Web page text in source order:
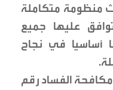
منظومة متكاملة
عليها جميع
أساسيا في نجاح
الفساد رقم